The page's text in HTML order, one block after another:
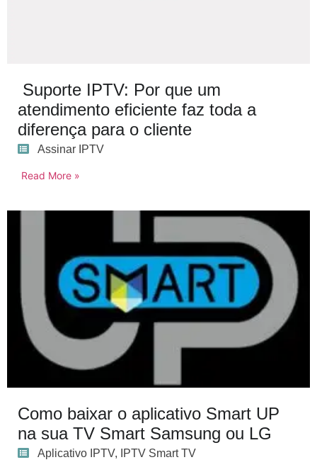
Suporte IPTV: Por que um
atendimento eficiente faz toda a
diferença para o cliente
Assinar IPTV
Read More »
Como baixar o aplicativo Smart UP
na sua TV Smart Samsung ou LG
Aplicativo IPTV, IPTV Smart TV